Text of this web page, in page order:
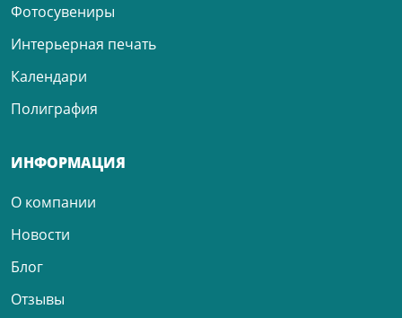
Фотосувениры
Интерьерная печать
Календари
Полиграфия
ИНФОРМАЦИЯ
О компании
Новости
Блог
Отзывы